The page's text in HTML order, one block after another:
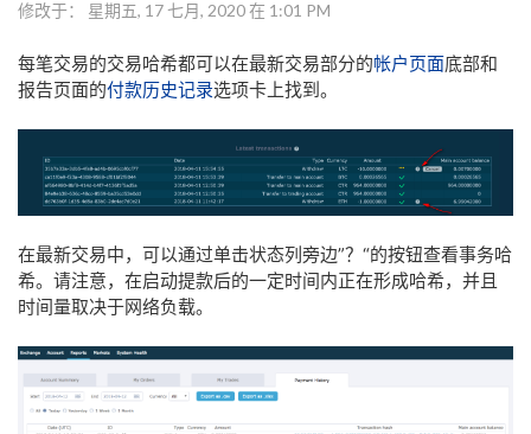
修改于： 星期五, 17 七月, 2020 在 1:01 PM
每笔交易的交易哈希都可以在最新交易部分的帐户页面底部和
报告页面的付款历史记录选项卡上找到。
在最新交易中，可以通过单击状态列旁边”？“的按钮查看事务哈
希。请注意，在启动提款后的一定时间内正在形成哈希，并且
时间量取决于网络负载。